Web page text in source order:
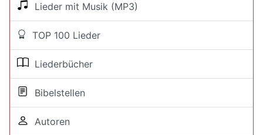
Lieder mit Musik (MP3)
TOP 100 Lieder
Liederbücher
Bibelstellen
Autoren